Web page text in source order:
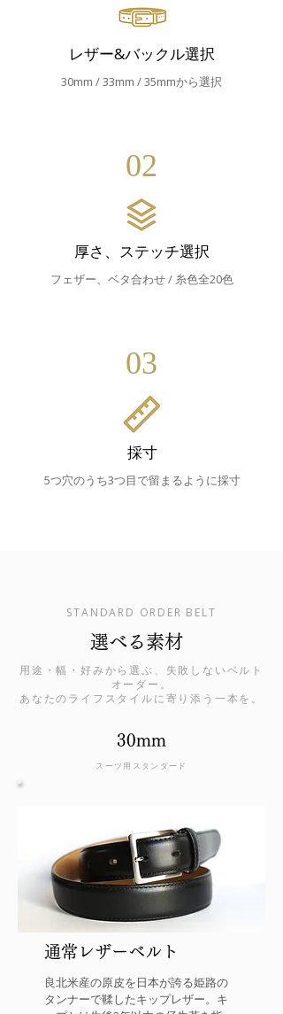
レザー&バックル選択
30mm / 33mm / 35mmから選択
02
厚さ、ステッチ選択
フェザー、ベタ合わせ / 糸色全20色
03
採寸
​5つ穴のうち3つ目で留まるように採寸
STANDARD ORDER BELT
選べる素材
用途・幅・好みから選ぶ、失敗しないベルト
オーダー。
あなたのライフスタイルに寄り添う一本を。
30mm
スーツ用スタンダード
通常レザーベルト
良北米産の原皮を日本が誇る姫路の
タンナーで鞣したキップレザー。キ